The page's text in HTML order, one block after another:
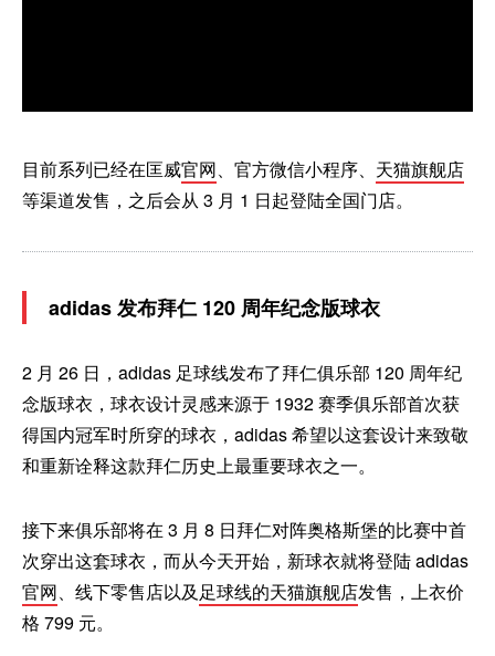
目前系列已经在匡威官网、官方微信小程序、 天猫旗舰店
等渠道发售，之后会从 3 月 1 日起登陆全国门店。
adidas 发布拜仁 120 周年纪念版球衣
2 月 26 日，adidas 足球线发布了拜仁俱乐部 120 周年纪
念版球衣，球衣设计灵感来源于 1932 赛季俱乐部首次获
得国内冠军时所穿的球衣，adidas 希望以这套设计来致敬
和重新诠释这款拜仁历史上最重要球衣之一。
接下来俱乐部将在 3 月 8 日拜仁对阵奥格斯堡的比赛中首
次穿出这套球衣，而从今天开始，新球衣就将登陆 adidas
官网、线下零售店以及足球线的天猫旗舰店发售，上衣价
格 799 元。